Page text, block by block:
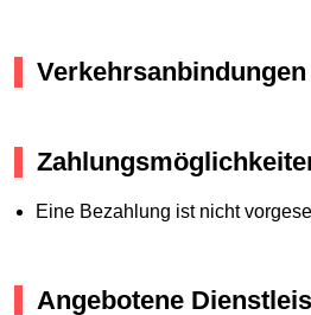
Verkehrsanbindungen
Eine Bezahlung ist nicht
Angebotene